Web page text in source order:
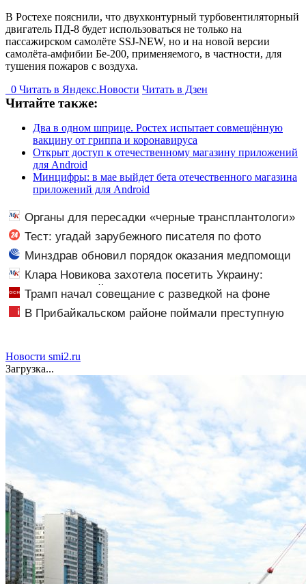
В Ростехе пояснили, что двухконтурный турбовентиляторный
двигатель ПД-8 будет использоваться не только на
пассажирском самолёте SSJ-NEW, но и на новой версии
самолёта-амфибии Бе-200, применяемого, в частности, для
тушения пожаров с воздуха.
0 Читать в Яндекс.Новости Читать в Дзен
Читайте также:
Два в одном шприце. Ростех испытает совмещённую
вакцину от гриппа и коронавируса
Открыт доступ к отечественному магазину приложений
для Android
Минцифры: в мае выйдет бета отечественного магазина
приложений для Android
Органы для пересадки «черные трансплантологи»
извлекали у еще живых пациентов
Тест: угадай зарубежного писателя по фото
Минздрав обновил порядок оказания медпомощи
беременным
Клара Новикова захотела посетить Украину:
галерея народной артистки
Трамп начал совещание с разведкой на фоне
переговоров с Ираном
В Прибайкальском районе поймали преступную
Новости smi2.ru
Загрузка...